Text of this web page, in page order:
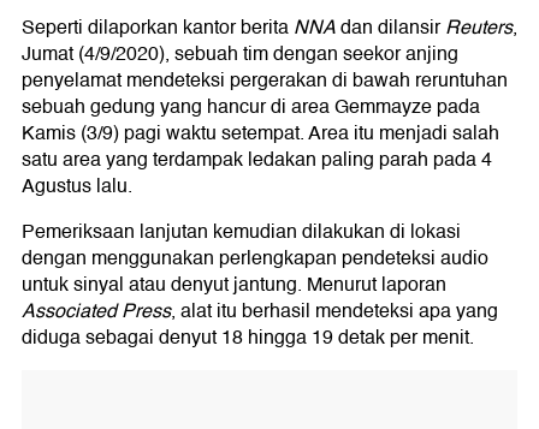
Seperti dilaporkan kantor beritaNNAdan dilansirReuters,
Jumat (4/9/2020), sebuah tim dengan seekor anjing
penyelamat mendeteksi pergerakan di bawah reruntuhan
sebuah gedung yang hancur di area Gemmayze pada
Kamis (3/9) pagi waktu setempat. Area itu menjadi salah
satu area yang terdampak ledakan paling parah pada 4
Agustus lalu.
Pemeriksaan lanjutan kemudian dilakukan di lokasi
dengan menggunakan perlengkapan pendeteksi audio
untuk sinyal atau denyut jantung. Menurut laporan
Associated Press, alat itu berhasil mendeteksi apa yang
diduga sebagai denyut 18 hingga 19 detak per menit.